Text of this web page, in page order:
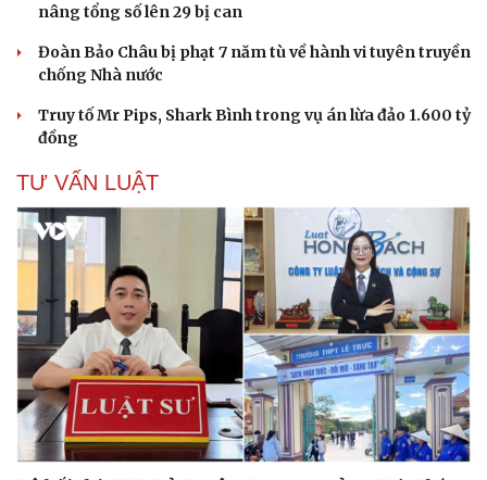
nâng tổng số lên 29 bị can
Đoàn Bảo Châu bị phạt 7 năm tù về hành vi tuyên truyền
chống Nhà nước
Truy tố Mr Pips, Shark Bình trong vụ án lừa đảo 1.600 tỷ
đồng
TƯ VẤN LUẬT